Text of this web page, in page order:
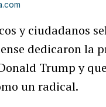
y ciudadanos
dedicaron la
Trump y
un radical.